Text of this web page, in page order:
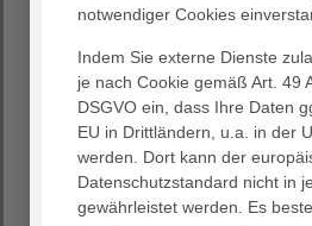
Dabei haben Sie die Möglichkeit,
MVZ kennenzulernen und
Einblick in die Tätigkeitsfelder.
Im Rahmen von regelmäßigen
dem Ausbilder, der
Geschäftsleitung erhalten Sie
Möglichkeit, uns Rückmeldung zu
notwendiger Cookies
Indem Sie externe Dienste
je nach Cookie gemäß Art. 49
DSGVO ein, dass Ihre Daten
EU in Drittländern, u.a. in der
werden. Dort kann der
Datenschutzstandard nicht in
gewährleistet werden. Es